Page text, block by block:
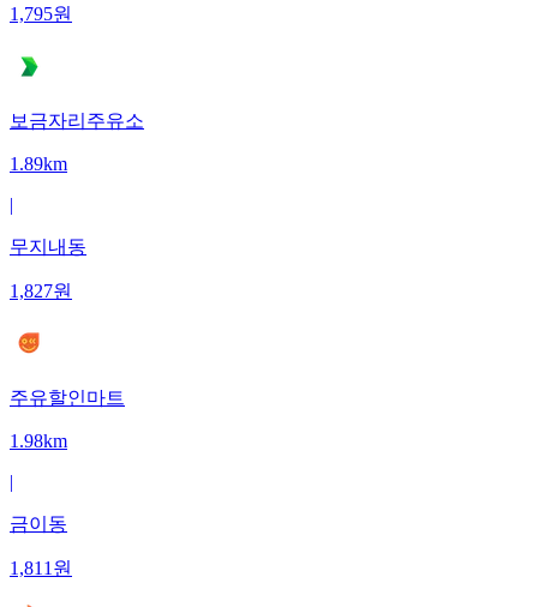
1,795원
보금자리주유소
1.89km
|
무지내동
1,827원
주유할인마트
1.98km
|
금이동
1,811원